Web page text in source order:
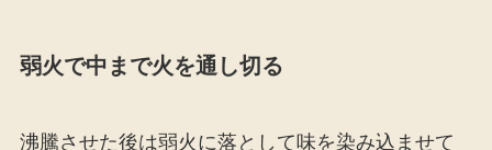
弱火で中まで火を通し切る
沸騰させた後は弱火に落として味を染み込ませて